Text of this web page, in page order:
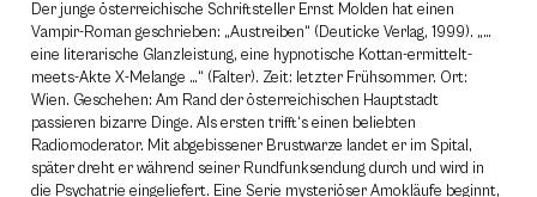
Der junge österreichische Schriftsteller Ernst Molden hat einen
Vampir-Roman geschrieben: „Austreiben“ (Deuticke Verlag, 1999). „…
eine literarische Glanzleistung, eine hypnotische Kottan-ermittelt-
meets-Akte X-Melange …“ (Falter). Zeit: letzter Frühsommer. Ort:
Wien. Geschehen: Am Rand der österreichischen Hauptstadt
passieren bizarre Dinge. Als ersten trifft‘s einen beliebten
Radiomoderator. Mit abgebissener Brustwarze landet er im Spital,
später dreht er während seiner Rundfunksendung durch und wird in
die Psychatrie eingeliefert. Eine Serie mysteriöser Amokläufe beginnt,